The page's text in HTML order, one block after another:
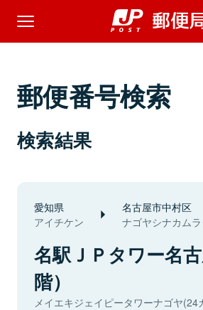
郵便番号検索
検索結果
愛知県
アイチケン
名古屋市中村区
ナゴヤシナカムラ
名駅ＪＰタワー名
階）
メイエキジェイピータワーナゴヤ(24